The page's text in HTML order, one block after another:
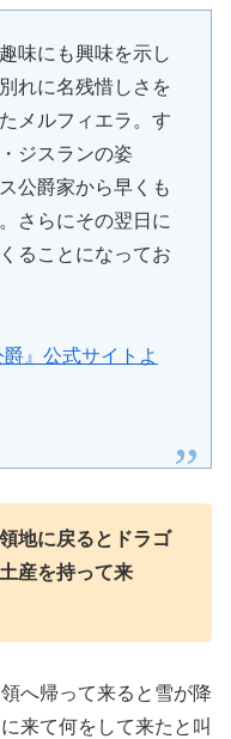
味にも興味を示し
れに名残惜しさを
メルフィエラ。す
ジスランの姿
公爵家から早くも
さらにその翌日に
ることになってお
』公式サイトよ
地に戻るとドラゴ
産を持って来
へ帰って来ると雪が降
来て何をして来たと叫